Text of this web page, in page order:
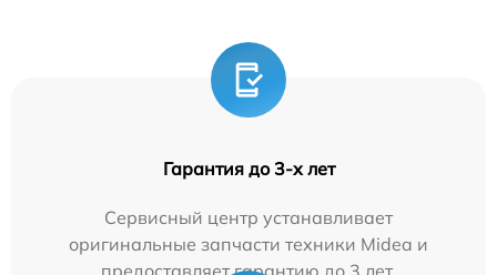
Гарантия до 3-х лет
Сервисный центр устанавливает
оригинальные запчасти техники Midea и
предоставляет гарантию до 3 лет.